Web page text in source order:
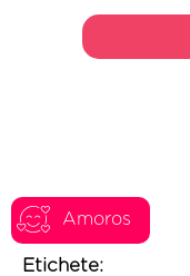
Amoros
Etichete: